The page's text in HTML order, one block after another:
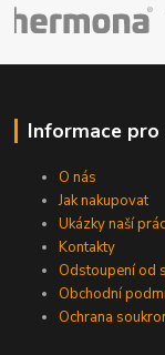
Informace pro
O nás
Jak nakupovat
Ukázky naší
Kontakty
Odstoupení od
Obchodní
Ochrana